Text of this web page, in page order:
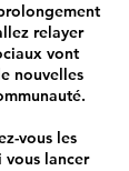
relayer
vont
nouvelles
vous les
vous lancer